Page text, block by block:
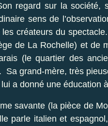
regard sur la société,
sens de
créateurs du
de La Rochelle) et de
(le quartier des
grand-mère, très
a donné une éducation
savante (la pièce de
parle italien et